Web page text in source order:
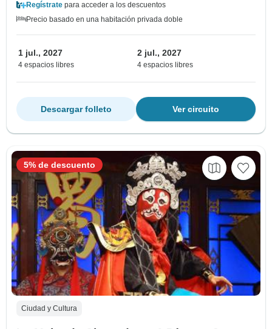
Regístrate para acceder a los descuentos
Precio basado en una habitación privada doble
1 jul., 2027
4 espacios libres
2 jul., 2027
4 espacios libres
Ver circuito
Descargar folleto
Ciudad y Cultura
5% de descuento